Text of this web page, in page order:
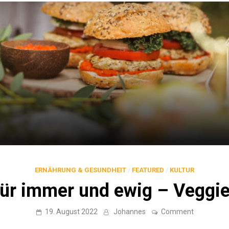
ERNÄHRUNG & GESUNDHEIT / FEATURED / KULTUR
immer und ewig –
19. August 2022 Johannes Commenton